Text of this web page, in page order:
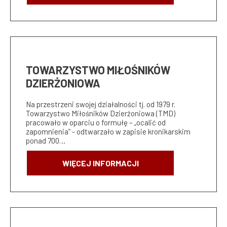
TOWARZYSTWO MIŁOŚNIKÓW
DZIERŻONIOWA
Na przestrzeni swojej działalności tj. od 1979 r.
Towarzystwo Miłośników Dzierżoniowa (TMD)
pracowało w oparciu o formułę – „ocalić od
zapomnienia” - odtwarzało w zapisie kronikarskim
ponad 700…
WIĘCEJ INFORMACJI